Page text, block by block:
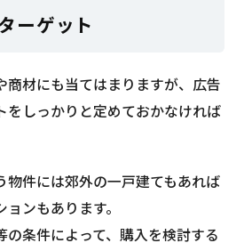
ーゲット
商材にも当てはまりますが、広告
をしっかりと定めておかなければ
物件には郊外の一戸建てもあれば
ンもあります。
の条件によって、購入を検討する